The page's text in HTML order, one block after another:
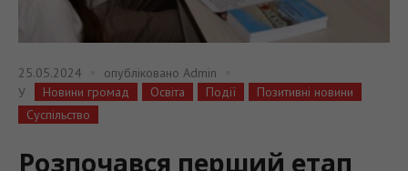
25.05.2024 опубліковано Admin
У
Новини громад Освіта Події
Позитивні новини
Суспільство
Розпочався перший етап